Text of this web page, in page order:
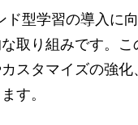
取り組みです。
スタマイズの強
す。